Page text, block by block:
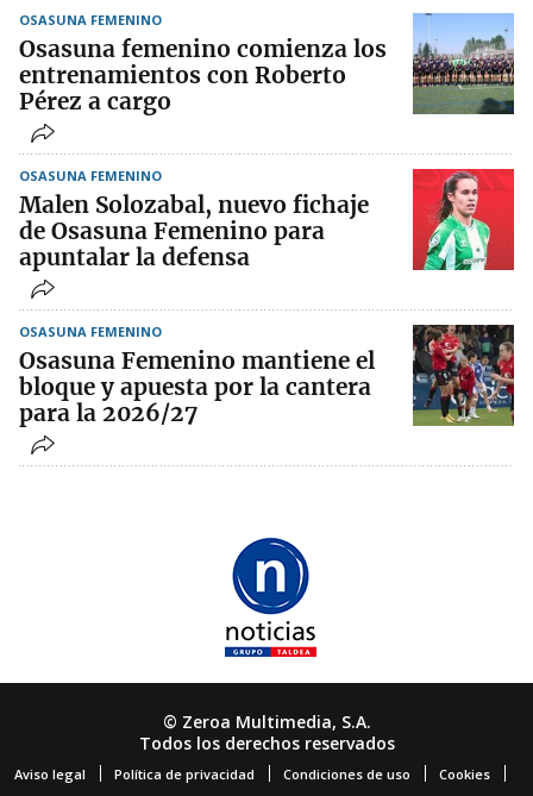
OSASUNA FEMENINO
Osasuna femenino comienza los
entrenamientos con Roberto
Pérez a cargo
OSASUNA FEMENINO
Malen Solozabal, nuevo fichaje
de Osasuna Femenino para
apuntalar la defensa
OSASUNA FEMENINO
Osasuna Femenino mantiene el
bloque y apuesta por la cantera
para la 2026/27
© Zeroa Multimedia, S.A.
Todos los derechos reservados
Aviso legal Política de privacidad Condiciones de uso Cookies